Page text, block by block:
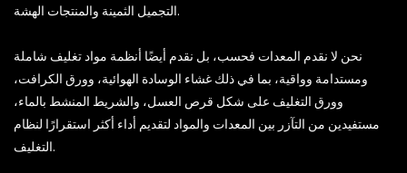
التجميل الثمينة والمنتجات الهشة.
نحن لا نقدم المعدات فحسب، بل نقدم أيضًا أنظمة مواد تغليف شاملة
ومستدامة وواقية، بما في ذلك غشاء الوسادة الهوائية، وورق الكرافت،
وورق التغليف على شكل قرص العسل، والشريط المنشط بالماء،
مستفيدين من التآزر بين المعدات والمواد لتقديم أداء أكثر استقرارًا لنظام
التغليف.